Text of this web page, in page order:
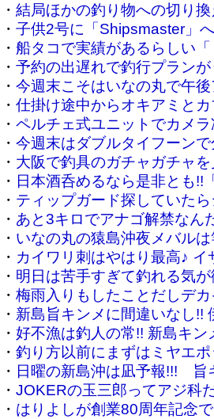
・ 結局ほかの釣り物への切り
・ 子供2号に「Shipsmaster」
・ 船タコで実績があるらしい
・ 予約の出遅れで釣行プラン
・ 今週末こそはいなの丸で午
・ 仕掛け途中からオキアミと
・ ペルチェ式ユニットでカメ
・ 今週末はダブルタイフーン
・ 大阪で釣具のガチャガチャ
・ 日本酒呑めるなら是非とも!!
・ ティップガード探していた
・ あと3キロでアナゴ解禁なん
・ いなの丸の猿島沖夜メバル
・ カイワリ刺はやはり最高♪
・ 明日は苦手すぎて釣れる気
・ 梅雨入りもしたことだしデ
・ 新島旨キンメに間違いなし!!
・ 好不漁は釣人の常!! 新島キ
・ 釣り方以前にまずはミヤエ
・ 日曜の新島沖は凪予報!!! 旨
・ JOKERの玉三郎ってアジ科
・ はりよしが創業80周年記念